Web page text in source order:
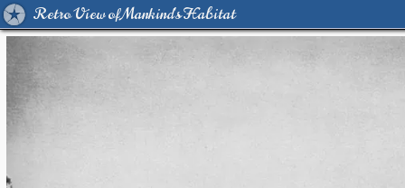
Retro View of Mankind's Habitat